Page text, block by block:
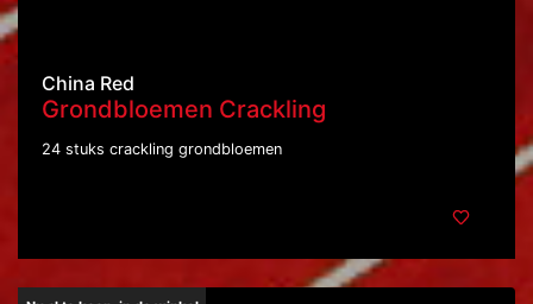
China Red
Grondbloemen Crackling
24 stuks crackling grondbloemen